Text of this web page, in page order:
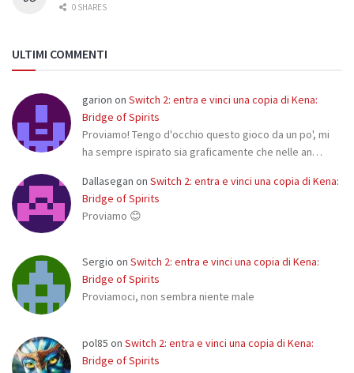
0 SHARES
ULTIMI COMMENTI
garion on Switch 2: entra e vinci una copia di Kena:
Bridge of Spirits
Proviamo! Tengo d'occhio questo gioco da un po', mi
ha sempre ispirato sia graficamente che nelle an…
Dallasegan on Switch 2: entra e vinci una copia di Kena:
Bridge of Spirits
Proviamo 😊
Sergio on Switch 2: entra e vinci una copia di Kena:
Bridge of Spirits
Proviamoci, non sembra niente male
pol85 on Switch 2: entra e vinci una copia di Kena:
Bridge of Spirits